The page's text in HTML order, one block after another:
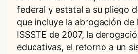
federal y estatal a su pliego
que incluye la abrogación de
ISSSTE de 2007, la
educativas, el retorno a un